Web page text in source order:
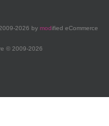
2026 by modified eCommerce
© 2009-2026